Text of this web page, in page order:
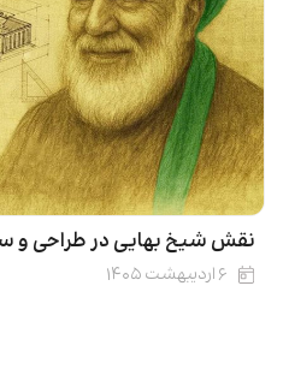
نقش شیخ بهایی در طراحی و
۶ اردیبهشت ۱۴۰۵